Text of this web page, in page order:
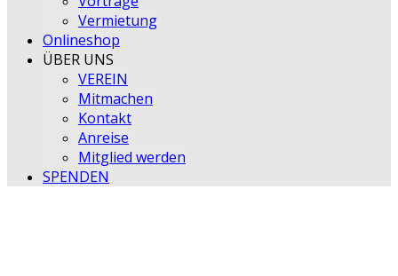
Vermietung
Onlineshop
ÜBER UNS
VEREIN
Mitmachen
Kontakt
Anreise
Mitglied werden
SPENDEN